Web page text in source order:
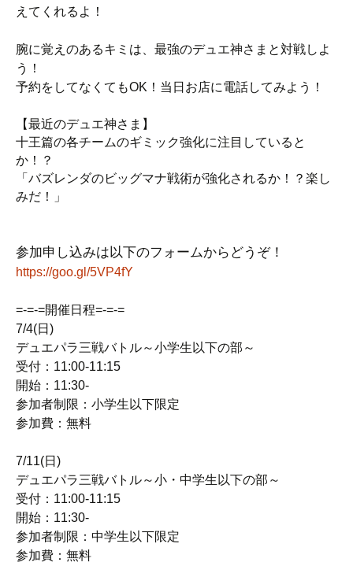
えてくれるよ！
腕に覚えのあるキミは、最強のデュエ神さまと対戦しよ
う！
予約をしてなくてもOK！当日お店に電話してみよう！
【最近のデュエ神さま】
十王篇の各チームのギミック強化に注目していると
か！？
「バズレンダのビッグマナ戦術が強化されるか！？楽し
みだ！」
参加申し込みは以下のフォームからどうぞ！
https://goo.gl/5VP4fY
=-=-=開催日程=-=-=
7/4(日)
デュエパラ三戦バトル～小学生以下の部～
受付：11:00-11:15
開始：11:30-
参加者制限：小学生以下限定
参加費：無料
7/11(日)
デュエパラ三戦バトル～小・中学生以下の部～
受付：11:00-11:15
開始：11:30-
参加者制限：中学生以下限定
参加費：無料